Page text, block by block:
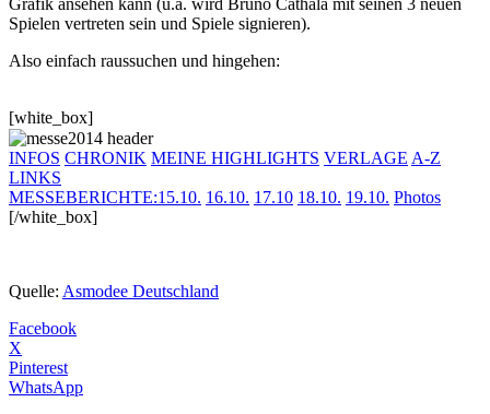
Grafik ansehen kann (u.a. wird Bruno Cathala mit seinen 3 neuen
Spielen vertreten sein und Spiele signieren).
Also einfach raussuchen und hingehen:
[white_box]
INFOS CHRONIK MEINE HIGHLIGHTS VERLAGE A-Z
LINKS
MESSEBERICHTE:15.10. 16.10. 17.10 18.10. 19.10. Photos
[/white_box]
Quelle: Asmodee Deutschland
Facebook
X
Pinterest
WhatsApp